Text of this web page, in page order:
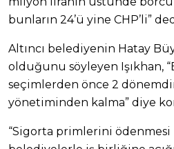
bunların 24’ü yine CHP’li”
Altıncı belediyenin Hatay
olduğunu söyleyen Işıkhan,
seçimlerden önce 2
yönetiminden kalma” diye
“Sigorta primlerini